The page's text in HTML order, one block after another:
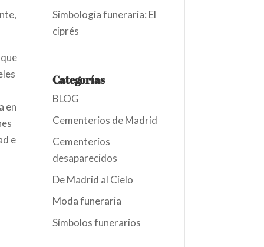
en
e
Simbología funeraria: El
ciprés
Categorías
BLOG
Cementerios de Madrid
Cementerios
desaparecidos
De Madrid al Cielo
Moda funeraria
Símbolos funerarios